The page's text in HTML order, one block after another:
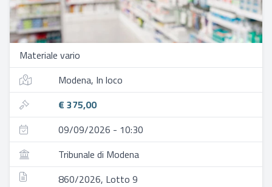
Materiale vario
Modena, In loco
€ 375,00
09/09/2026 - 10:30
Tribunale di Modena
860/2026, Lotto 9